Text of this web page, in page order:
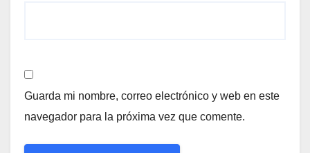
Guarda mi nombre, correo electrónico y web en este
navegador para la próxima vez que comente.